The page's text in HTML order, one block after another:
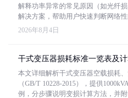
解释功率异常的常见原因（如光纤
解决方案，帮助用户快速判断网络性
2026年8月4日
干式变压器损耗标准一览表及
本文详细解析干式变压器空载损耗
（GB/T 10228-2015），提供
例，分步骤说明变损计算方法，并